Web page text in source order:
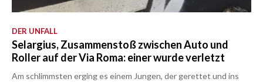
DER UNFALL
Selargius, Zusammenstoß zwischen Auto und
Roller auf der Via Roma: einer wurde verletzt
Am schlimmsten erging es einem Jungen, der gerettet und ins